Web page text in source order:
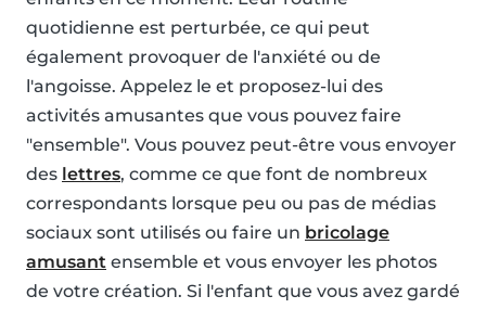
quotidienne est perturbée, ce qui peut
également provoquer de l'anxiété ou de
l'angoisse. Appelez le et proposez-lui des
activités amusantes que vous pouvez faire
"ensemble". Vous pouvez peut-être vous envoyer
des lettres, comme ce que font de nombreux
correspondants lorsque peu ou pas de médias
sociaux sont utilisés ou faire un bricolage
amusant ensemble et vous envoyer les photos
de votre création. Si l'enfant que vous avez gardé